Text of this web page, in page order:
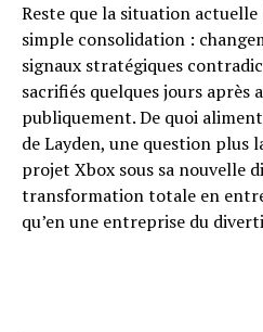
Reste que la situation actuelle
simple consolidation :
signaux stratégiques
sacrifiés quelques jours après
publiquement. De quoi
de Layden, une question plus
projet Xbox sous sa nouvelle
transformation totale en
qu’en une entreprise du